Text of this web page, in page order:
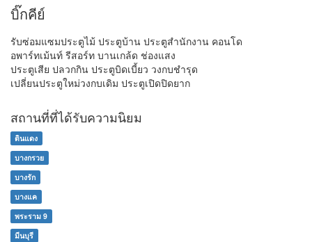
บิ๊กคีย์
รับซ่อมแซมประตูไม้ ประตูบ้าน ประตูสำนักงาน คอนโด
อพาร์ทเม้นท์ รีสอร์ท บานเกล้ด ช่องแสง
ประตูเสีย ปลวกกิน ประตูบิดเบี้ยว วงกบชำรุด
เปลี่ยนประตูใหม่วงกบเดิม ประตูเปิดปิดยาก
สถานที่ที่ได้รับความนิยม
ดินแดง
บางกรวย
บางรัก
บางแค
พระราม 9
มีนบุรี